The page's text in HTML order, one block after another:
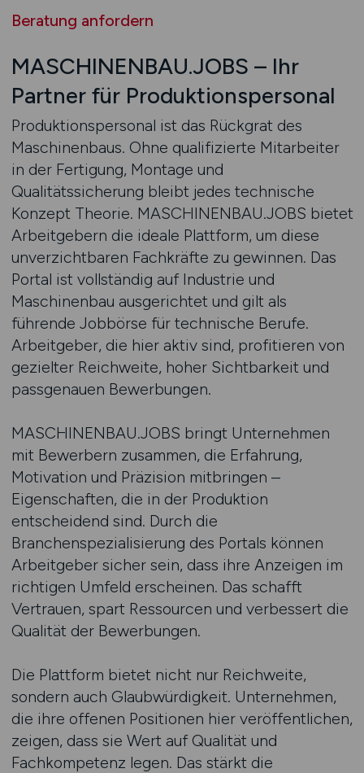
Beratung anfordern
MASCHINENBAU.JOBS – Ihr
Partner für Produktionspersonal
Produktionspersonal ist das Rückgrat des
Maschinenbaus. Ohne qualifizierte Mitarbeiter
in der Fertigung, Montage und
Qualitätssicherung bleibt jedes technische
Konzept Theorie. MASCHINENBAU.JOBS bietet
Arbeitgebern die ideale Plattform, um diese
unverzichtbaren Fachkräfte zu gewinnen. Das
Portal ist vollständig auf Industrie und
Maschinenbau ausgerichtet und gilt als
führende Jobbörse für technische Berufe.
Arbeitgeber, die hier aktiv sind, profitieren von
gezielter Reichweite, hoher Sichtbarkeit und
passgenauen Bewerbungen.
MASCHINENBAU.JOBS bringt Unternehmen
mit Bewerbern zusammen, die Erfahrung,
Motivation und Präzision mitbringen –
Eigenschaften, die in der Produktion
entscheidend sind. Durch die
Branchenspezialisierung des Portals können
Arbeitgeber sicher sein, dass ihre Anzeigen im
richtigen Umfeld erscheinen. Das schafft
Vertrauen, spart Ressourcen und verbessert die
Qualität der Bewerbungen.
Die Plattform bietet nicht nur Reichweite,
sondern auch Glaubwürdigkeit. Unternehmen,
die ihre offenen Positionen hier veröffentlichen,
zeigen, dass sie Wert auf Qualität und
Fachkompetenz legen. Das stärkt die